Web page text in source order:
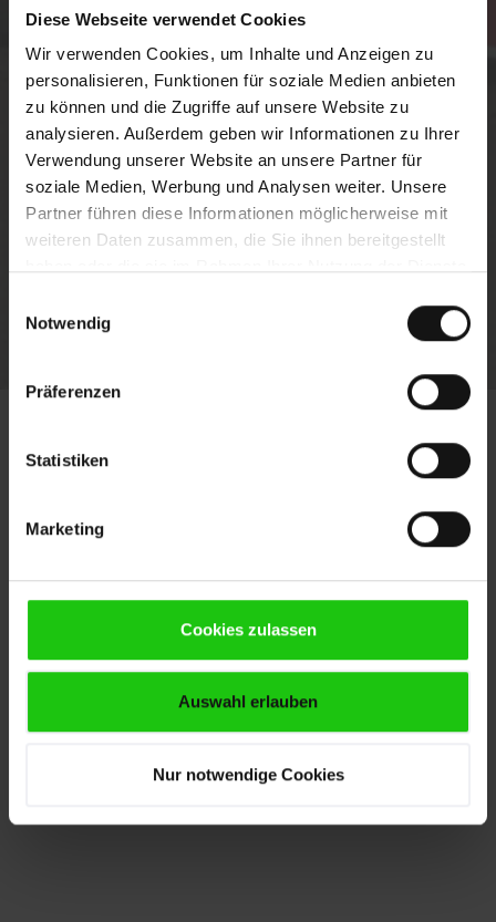
Diese Webseite verwendet Cookies
Wir verwenden Cookies, um Inhalte und Anzeigen zu
personalisieren, Funktionen für soziale Medien anbieten
zu können und die Zugriffe auf unsere Website zu
analysieren. Außerdem geben wir Informationen zu Ihrer
Verwendung unserer Website an unsere Partner für
soziale Medien, Werbung und Analysen weiter. Unsere
Partner führen diese Informationen möglicherweise mit
weiteren Daten zusammen, die Sie ihnen bereitgestellt
Notwendig
Präferenzen
Statistiken
Marketing
Cookies zulassen
Auswahl erlauben
Nur notwendige Cookies